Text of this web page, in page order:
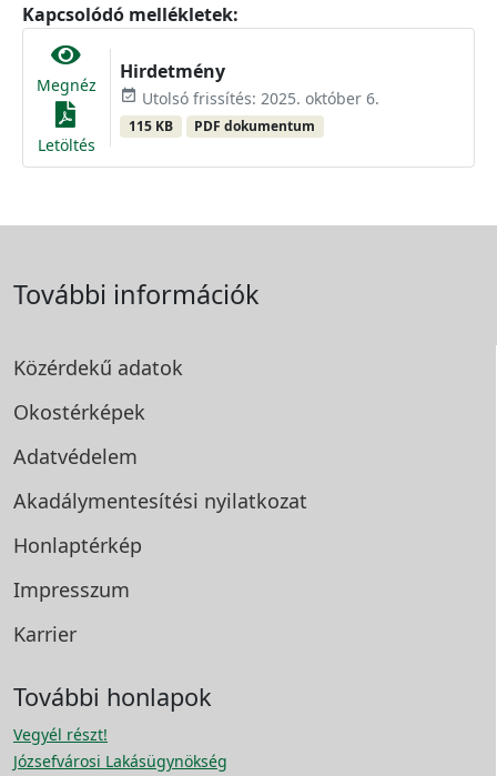
Kapcsolódó mellékletek:
Megnéz
Letöltés
Hirdetmény
event_available Utolsó frissítés: 2025. október 6.
115 KB PDF dokumentum
További információk
Közérdekű adatok
Okostérképek
Adatvédelem
Akadálymentesítési nyilatkozat
Honlaptérkép
Impresszum
Karrier
További honlapok
Vegyél részt!
Józsefvárosi Lakásügynökség